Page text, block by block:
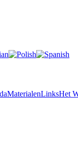
MaterialenLinksHet